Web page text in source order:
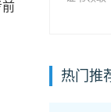
前
热门推